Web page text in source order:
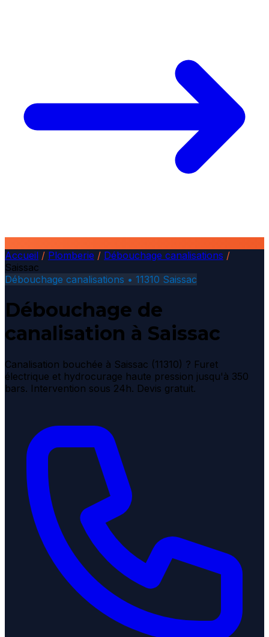
Accueil / Plomberie / Débouchage canalisations /
Saissac
Débouchage canalisations • 11310 Saissac
Débouchage de
canalisation à Saissac
Canalisation bouchée à Saissac (11310) ? Furet
électrique et hydrocurage haute pression jusqu'à 350
bars. Intervention sous 24h. Devis gratuit.